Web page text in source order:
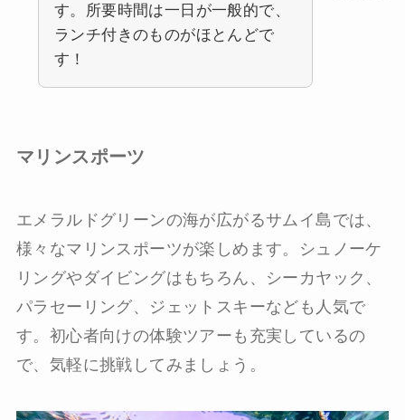
す。所要時間は一日が一般的で、
ランチ付きのものがほとんどで
す！
マリンスポーツ
エメラルドグリーンの海が広がるサムイ島では、
様々なマリンスポーツが楽しめます。シュノーケ
リングやダイビングはもちろん、シーカヤック、
パラセーリング、ジェットスキーなども人気で
す。初心者向けの体験ツアーも充実しているの
で、気軽に挑戦してみましょう。